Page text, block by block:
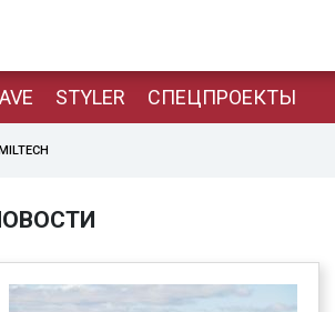
STYLER СПЕЦПРОЕКТЫ